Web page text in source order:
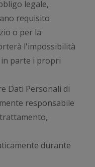
legale,
requisito
o per la
l'impossibilità
parte i propri
Dati Personali di
responsabile
durante